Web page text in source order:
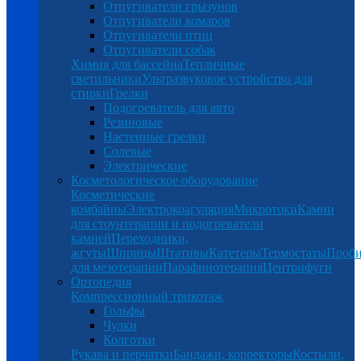
Отпугиватели грызунов
Отпугиватели комаров
Отпугиватели птиц
Отпугиватели собак
Химия для бассейнаТепличные
светильникиУльтразвуковое устройство для
стиркиГрелки
Подогреватель для авто
Резиновые
Настенные грелки
Солевые
Электрические
Косметологическое оборудование
Косметические
комбайныЭлектрокоагуляцияМикротокиКамни
для стоунтерапии и подогреватели
камнейПереходники,
жгутыШприцыШтативыКатетерыТермостаты
для мезотерапииПарафинотерапияЦентрифуги
Ортопедия
Компрессионный трикотаж
Гольфы
Чулки
Колготки
Рукава и перчаткиБандажи, корректорыКостыли,